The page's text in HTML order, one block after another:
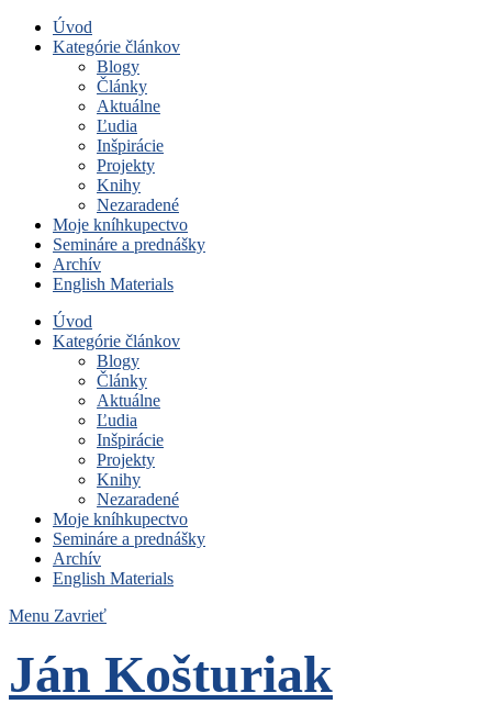
Úvod
Kategórie článkov
Blogy
Články
Aktuálne
Ľudia
Inšpirácie
Projekty
Knihy
Nezaradené
Moje kníhkupectvo
Semináre a prednášky
Archív
English Materials
Úvod
Kategórie článkov
Blogy
Články
Aktuálne
Ľudia
Inšpirácie
Projekty
Knihy
Nezaradené
Moje kníhkupectvo
Semináre a prednášky
Archív
English Materials
Menu Zavrieť
Ján Košturiak